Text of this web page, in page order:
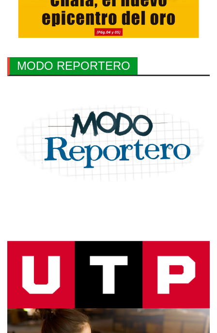
MODO REPORTERO